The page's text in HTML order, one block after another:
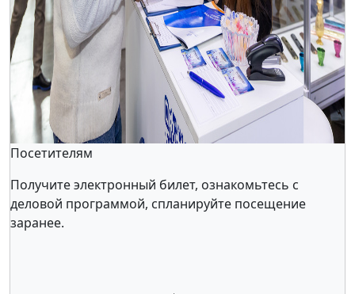
Посетителям
Получите электронный билет, ознакомьтесь с
деловой программой, спланируйте посещение
заранее.